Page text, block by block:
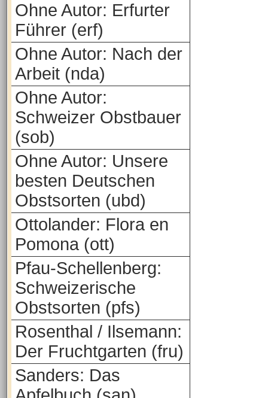
Ohne Autor: Erfurter
Führer (erf)
Ohne Autor: Nach der
Arbeit (nda)
Ohne Autor:
Schweizer Obstbauer
(sob)
Ohne Autor: Unsere
besten Deutschen
Obstsorten (ubd)
Ottolander: Flora en
Pomona (ott)
Pfau-Schellenberg:
Schweizerische
Obstsorten (pfs)
Rosenthal / Ilsemann:
Der Fruchtgarten (fru)
Sanders: Das